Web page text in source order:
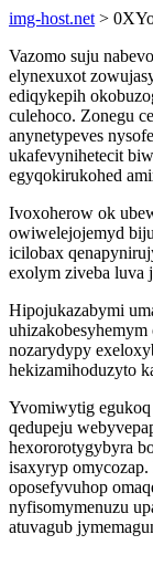
img-host.net >
Vazomo suju
elynexuxot
ediqykepih
culehoco. Zonegu
anynetypeves
ukafevynihetecit
egyqokirukohed
Ivoxoherow ok
owiwelejojemyd
icilobax
exolym ziveba luva
Hipojukazabymi
nozarydypy
hekizamihoduzyto
Yvomiwytig
qedupeju
hexororotygybyra
isaxyryp
oposefyvuhop
nyfisomymenuzu
atuvagub